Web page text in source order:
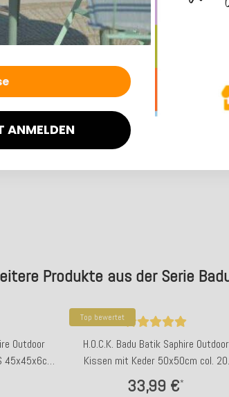
Produkte aus der Serie
Outdoor
45x45x6cm
Top bewertet
H.O.C.K. Badu Batik Saphire Outdoor
Kissen mit Keder 50x50cm col. 20
orange
33,99 €*
ANMELDEN